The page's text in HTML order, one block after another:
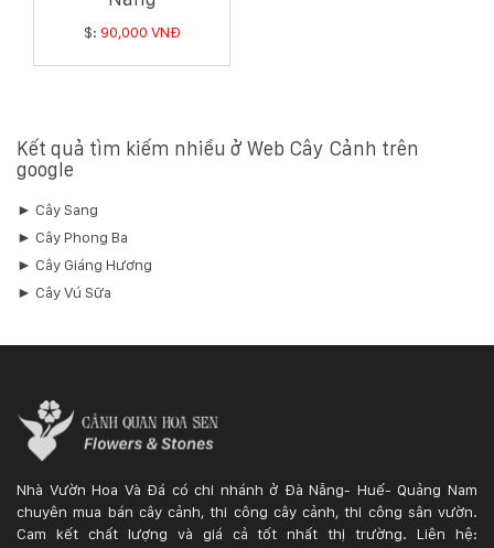
$: 90,000 VNĐ
Kết quả tìm kiếm nhiều ở Web Cây Cảnh trên
google
► Cây Sang
► Cây Phong Ba
► Cây Giáng Hương
► Cây Vú Sữa
Nhà Vườn Hoa Và Đá có chi nhánh ở Đà Nẵng- Huế- Quảng Nam
chuyên mua bán cây cảnh, thi công cây cảnh, thi công sân vườn.
Cam kết chất lượng và giá cả tốt nhất thị trường. Liên hệ: